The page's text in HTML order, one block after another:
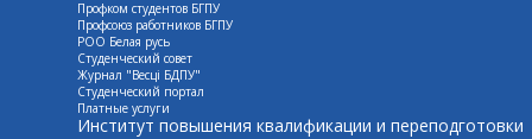
Профком студентов БГПУ
Профсоюз работников БГПУ
РОО Белая русь
Студенческий совет
Журнал "Весцi БДПУ"
Студенческий портал
Платные услуги
Институт повышения квалификации и переподготовки